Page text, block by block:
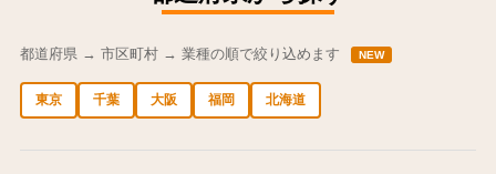
都道府県 → 市区町村 → 業種の順で絞り込めます NEW
東京 千葉 大阪 福岡 北海道